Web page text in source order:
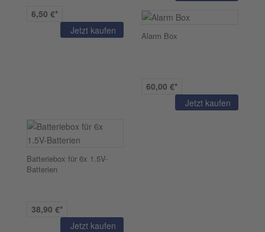
6,50 €*
Jetzt kaufen
Alarm Box
60,00 €*
Jetzt kaufen
Batteriebox für 6x 1.5V-
Batterien
38,90 €*
Jetzt kaufen